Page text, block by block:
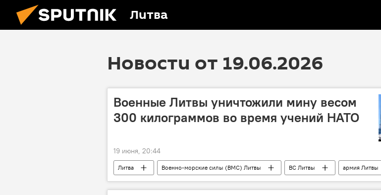
Литва
Новости от 19.06.2026
Военные Литвы уничтожили мину весом
300 килограммов во время учений НАТО
19 июня, 20:44
Литва Военно-морские силы (ВМС) Литвы ВС Литвы
армия Литвы
учения
военные учения Политика мина
военный корабль